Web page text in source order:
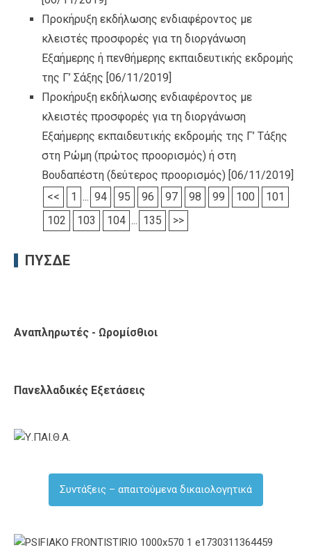
Προκήρυξη εκδήλωσης ενδιαφέροντος με
κλειστές προσφορές για τη διοργάνωση
Εξαήμερης ή πενθήμερης εκπαιδευτικής εκδρομής
της Γ’ Σάξης [06/11/2019]
Προκήρυξη εκδήλωσης ενδιαφέροντος με
κλειστές προσφορές για τη διοργάνωση
Εξαήμερης εκπαιδευτικής εκδρομής της Γ’ Τάξης
στη Ρώμη (πρώτος προορισμός) ή στη
Βουδαπέστη (δεύτερος προορισμός) [06/11/2019]
<<
1 ... 94 95 96 97 98 99 100
101
102
103 104 ... 135 >>
ΠΥΣΔΕ
Αναπληρωτές - Ωρομίσθιοι
Πανελλαδικές Εξετάσεις
Συντάξεις – απαιτούμενα δικαιολογητικά